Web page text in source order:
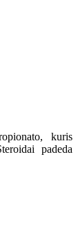
kuris
padeda